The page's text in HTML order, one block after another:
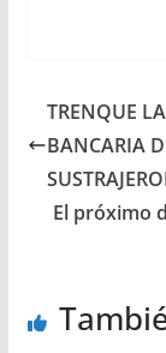
TRENQUE
BANCARIA
El próximo